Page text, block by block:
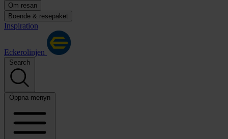
Om resan
Boende & resepaket
Inspiration
Eckerolinjen
Search
Öppna menyn